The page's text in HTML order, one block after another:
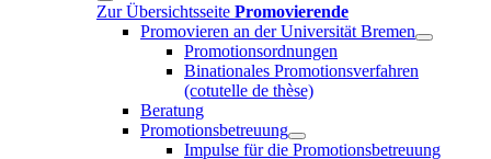
Zur Übersichtsseite Promovierende
Promovieren an der Universität Bremen
Promotionsordnungen
Binationales Promotionsverfahren
(cotutelle de thèse)
Beratung
Promotionsbetreuung
Impulse für die Promotionsbetreuung